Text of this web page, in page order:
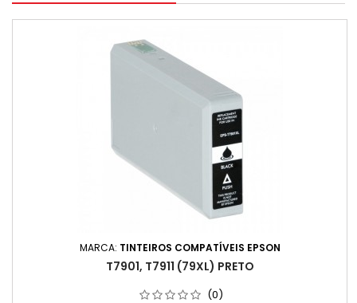
MARCA: TINTEIROS COMPATÍVEIS EPSON
T7901, T7911 (79XL) PRETO
(0)